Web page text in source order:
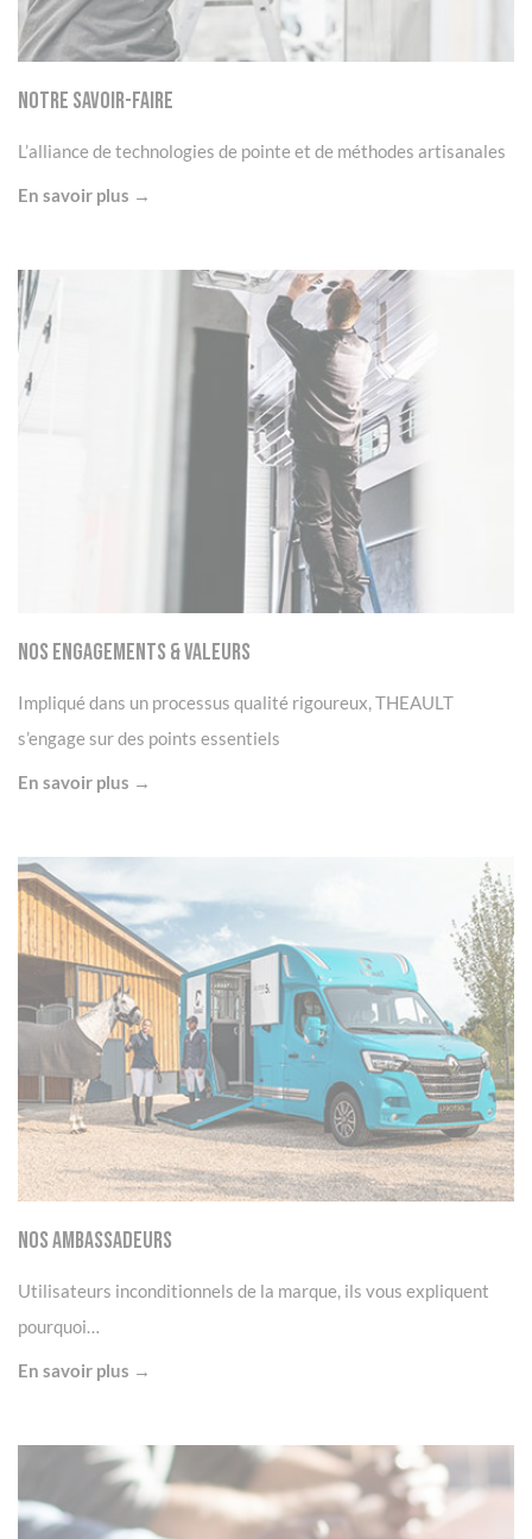
Notre Savoir-faire
L’alliance de technologies de pointe et de méthodes artisanales
En savoir plus →
Nos Engagements & Valeurs
Impliqué dans un processus qualité rigoureux, THEAULT
s’engage sur des points essentiels
En savoir plus →
Nos Ambassadeurs
Utilisateurs inconditionnels de la marque, ils vous expliquent
pourquoi…
En savoir plus →